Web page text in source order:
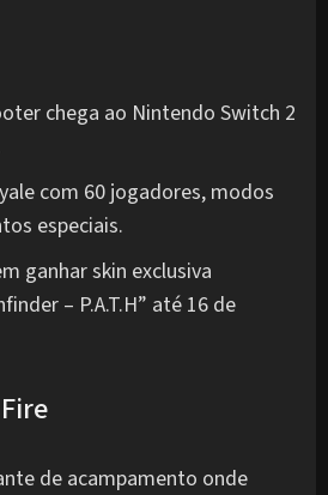
chega ao Nintendo Switch 2
com 60 jogadores, modos
especiais.
ganhar skin exclusiva
– P.A.T.H” até 16 de
de acampamento onde